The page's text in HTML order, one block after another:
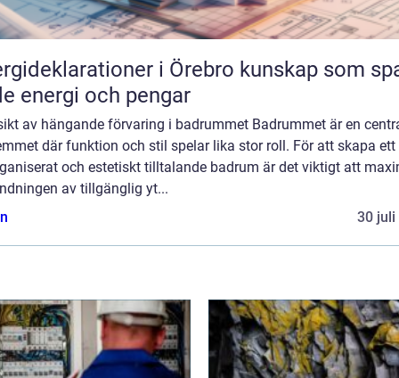
i Örebro kunskap som sparar
energi och pengar
av hängande förvaring i badrummet Badrummet är en
där funktion och stil spelar lika stor roll. För att skapa ett
och estetiskt tilltalande badrum är det viktigt att
av tillgänglig yt...
30 juli